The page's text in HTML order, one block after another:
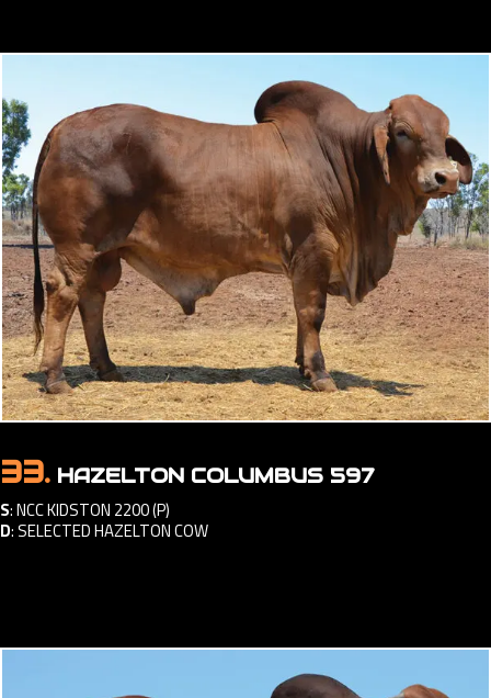
33. HAZELTON COLUMBUS 597
S:NCC KIDSTON 2200 (P)
D:SELECTED HAZELTON COW